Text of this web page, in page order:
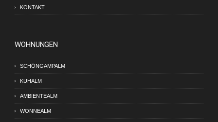
KONTAKT
WOHNUNGEN
SCHÖNGAMPALM
KUHALM
AMBIENTEALM
WONNEALM